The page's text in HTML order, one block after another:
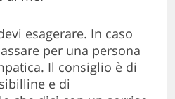
esagerare. In caso
per una persona
Il consiglio è di
e di